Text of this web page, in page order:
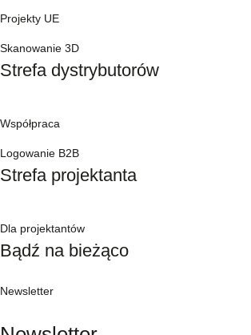
Projekty UE
Skanowanie 3D
Strefa dystrybutorów
Współpraca
Logowanie B2B
Strefa projektanta
Dla projektantów
Bądź na bieżąco
Newsletter